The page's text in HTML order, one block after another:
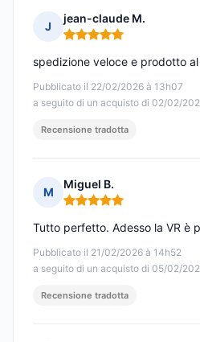
J
jean-claude M.
Nota: 5 su 5
Pubblicato il 22/02/2026 à 13h07
a seguito di un acquisto di 02/02/
spedizione veloce e prodotto
Recensione tradotta
M
Miguel B.
Nota: 5 su 5
Pubblicato il 21/02/2026 à 14h52
a seguito di un acquisto di 05/02/
Tutto perfetto. Adesso la VR è
Recensione tradotta